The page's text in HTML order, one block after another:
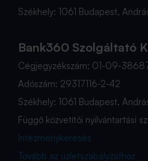
Székhely: 1061 Budapest,
Bank360 Szolgáltató
Cégjegyzékszám: 01-09-
Adószám: 29317116-2-42
Székhely: 1061 Budapest,
Függő közvetítői nyilvántartási
Intézménykeresés
Tovább az üzletszabályzathoz